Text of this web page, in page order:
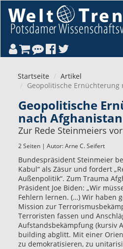
Startseite
Artikel
Geopolitische Ernüchterung
Geopolitische
nach Afghanistan
Zur Rede Steinmeiers
2 Seiten | Autor:Arne C. Seifert
Bundespräsident Steinmeier
Kabul“ als Zäsur und fordert
Außenpolitik“. Zum Trauma
Präsident Joe Biden: „Wir
Fehlern lernen. (…) Wir haben
Mission zur
Terroristen fassen und
Aufstandsbekämpfung (kursiv
building abglitt. Mit einer
zu demokratisieren, zu